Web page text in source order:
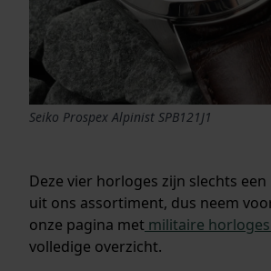
Seiko Prospex Alpinist SPB121J1
Deze vier horloges zijn slechts
uit ons assortiment, dus neem
onze pagina met militaire horloges
volledige overzicht.